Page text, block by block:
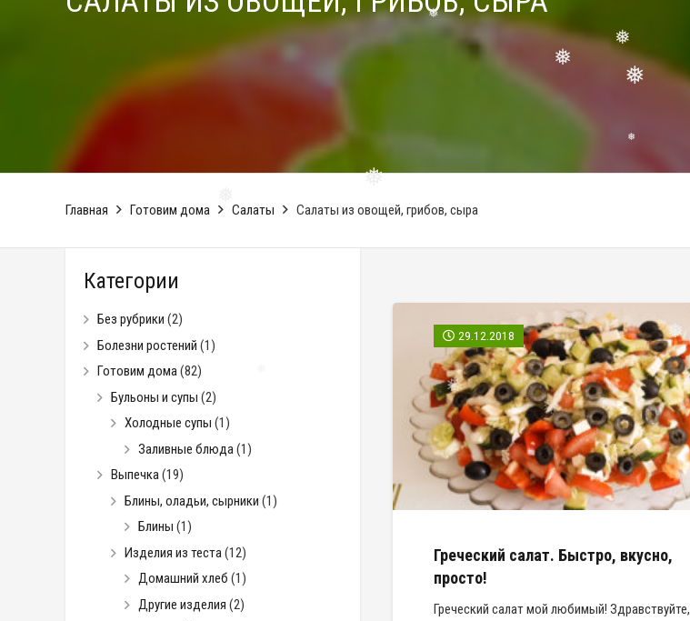
❅
❅
❅
❅
❅
❅
❅
Главная Готовим дома Салаты Салаты из овощей, грибов, сыра
29.12.2018
Греческий салат. Быстро, вкусно,
просто!
Греческий салат мой любимый! Здравствуйте,
Категории
Без рубрики (2)
Болезни ростений (1)
Готовим дома(82)
Бульоны и супы (2)
Холодные супы (1)
Заливные блюда (1)
Выпечка(19)
Блины, оладьи, сырники (1)
Блины (1)
Изделия из теста (12)
Домашний хлеб (1)
Другие изделия (2)